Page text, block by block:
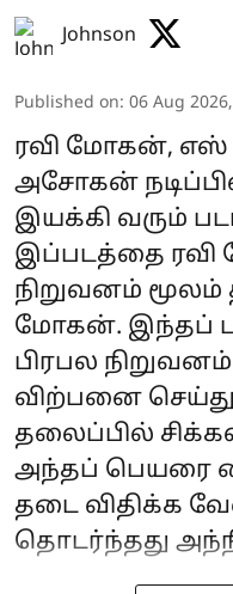
Johnson
Published on: 06 Aug
ரவி மோகன், எஸ்
அசோகன்
இயக்கி வரும்
இப்படத்தை
நிறுவனம் மூலம்
மோகன். இந்தப்
பிரபல
விற்பனை
தலைப்பில்
அந்தப் பெயரை
தடை விதிக்க
தொடர்ந்தது